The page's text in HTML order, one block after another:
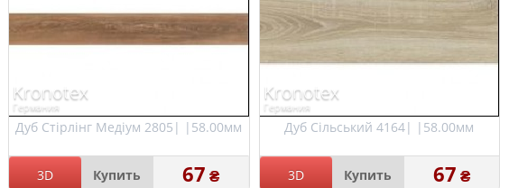
Дуб Стірлінг Медіум 2805| |58.00мм
Kronotex
Германия
3D Купить 67 ₴
Дуб Сільський 4164| |58.00мм
Kronotex
Германия
3D Купить 67 ₴